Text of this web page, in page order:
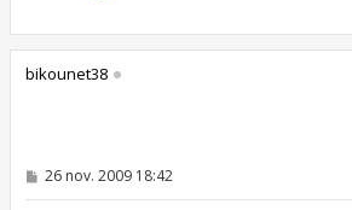
bikounet38
M
26 nov. 2009 18:42